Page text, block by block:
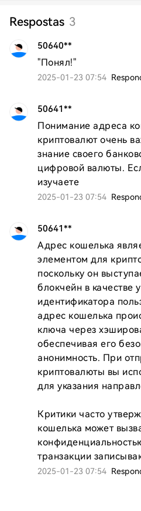
Respostas 3
50640**
"Понял!"
2025-01-23 07:54
50641**
Понимание адреса
криптовалют очень
знание своего
цифровой валюты.
изучаете
2025-01-23 07:54
50641**
Адрес кошелька
элементом для
поскольку он
блокчейн в качестве
идентификатора
адрес кошелька
ключа через
обеспечивая его
анонимность. При
криптовалюты вы
для указания
Критики часто
кошелька может
транзакции
2025-01-23 07:54